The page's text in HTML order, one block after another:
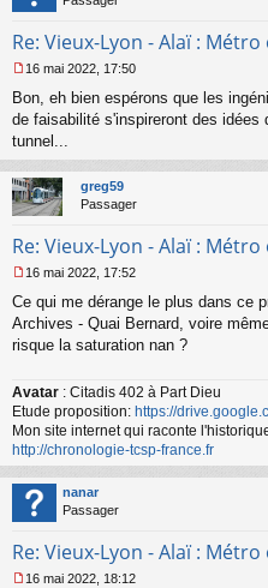
Re: Vieux-Lyon - Alaï :
e
s
s
g
e
n
n
u
16 mai 2022, 17:50
Bon, eh bien espérons que les
de faisabilité s'inspireront des idées
tunnel...
greg59
Passager
Re: Vieux-Lyon - Alaï :
e
s
s
e
n
o
n
l
u
16 mai 2022, 17:52
Ce qui me dérange le plus dans ce
Archives - Quai Bernard, voire
risque la saturation nan ?
Avatar : Citadis 402 à Part Dieu
Etude proposition: https://
Mon site internet qui raconte
http://chronologie-tcsp-france.fr
nanar
Passager
Re: Vieux-Lyon - Alaï :
16 mai 2022, 18:12